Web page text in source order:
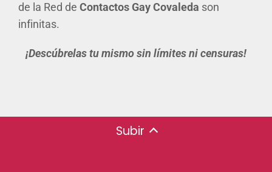
de la Red de Contactos Gay Covaleda son
infinitas.
¡Descúbrelas tu mismo sin límites ni censuras!
Subir